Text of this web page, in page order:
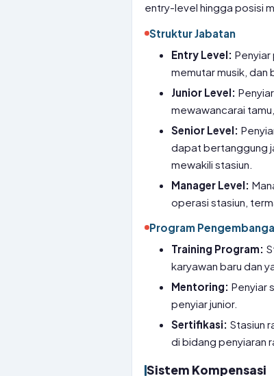
entry-level hingga posisi
Struktur Jabatan
Entry Level:
memutar musik, dan
Junior Level:
mewawancarai
Senior Level:
dapat bertanggung
mewakili stasiun.
Manager Level:
operasi stasiun,
Program
Training Program:
karyawan baru dan
Mentoring: Penyiar
penyiar junior.
Sertifikasi: Stasiun
di bidang penyiaran
Sistem Kompensasi